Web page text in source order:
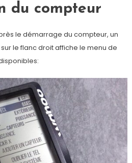
du compteur
le démarrage du compteur, un
le flanc droit affiche le menu de